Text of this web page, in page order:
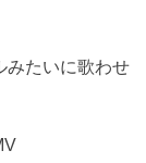
みたいに歌わせ